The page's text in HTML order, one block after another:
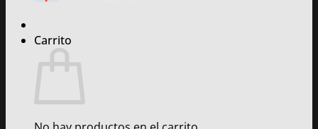
Carrito